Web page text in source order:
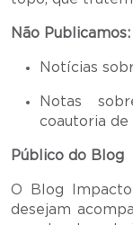
Não Publicamos:
Notícias
Notas
coautoria de
Público do Blog
O Blog
desejam